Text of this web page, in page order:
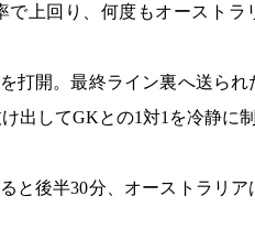
上回り、何度もオーストラ
打開。最終ライン裏へ送られ
出してGKとの1対1を冷静に制
と後半30分、オーストラリア